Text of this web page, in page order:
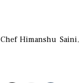
Chef Himanshu Saini,